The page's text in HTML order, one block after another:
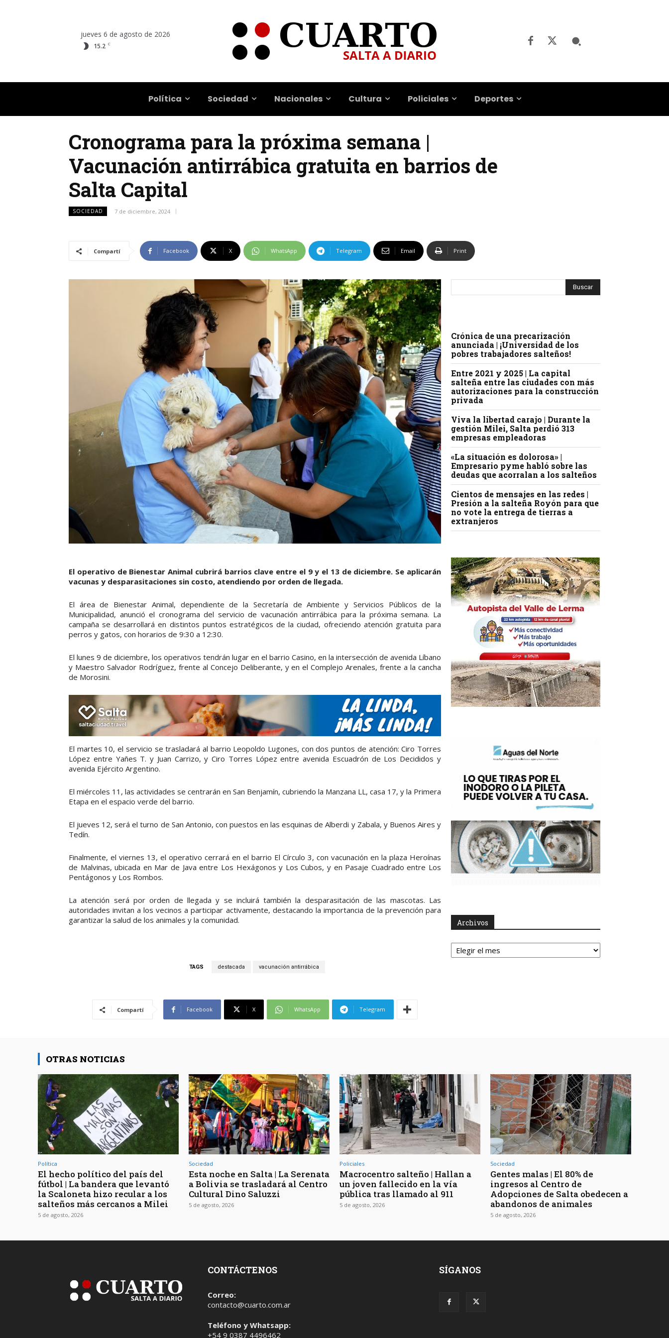
jueves 6 de agosto de 2026
15.2 C
Política Sociedad Nacionales Cultura Policiales Deportes
Cronograma para la próxima semana |
Vacunación antirrábica gratuita en barrios de
Salta Capital
SOCIEDAD 7 de diciembre, 2024
Compartí Facebook X WhatsApp Telegram Email Print
El operativo de Bienestar Animal cubrirá barrios clave entre el 9 y el 13 de diciembre. Se aplicarán
vacunas y desparasitaciones sin costo, atendiendo por orden de llegada.
El área de Bienestar Animal, dependiente de la Secretaría de Ambiente y Servicios Públicos de la
Municipalidad, anunció el cronograma del servicio de vacunación antirrábica para la próxima semana. La
campaña se desarrollará en distintos puntos estratégicos de la ciudad, ofreciendo atención gratuita para
perros y gatos, con horarios de 9:30 a 12:30.
El lunes 9 de diciembre, los operativos tendrán lugar en el barrio Casino, en la intersección de avenida Líbano
y Maestro Salvador Rodríguez, frente al Concejo Deliberante, y en el Complejo Arenales, frente a la cancha
de Morosini.
El martes 10, el servicio se trasladará al barrio Leopoldo Lugones, con dos puntos de atención: Ciro Torres
López entre Yañes T. y Juan Carrizo, y Ciro Torres López entre avenida Escuadrón de Los Decididos y
avenida Ejército Argentino.
El miércoles 11, las actividades se centrarán en San Benjamín, cubriendo la Manzana LL, casa 17, y la Primera
Etapa en el espacio verde del barrio.
El jueves 12, será el turno de San Antonio, con puestos en las esquinas de Alberdi y Zabala, y Buenos Aires y
Tedín.
Finalmente, el viernes 13, el operativo cerrará en el barrio El Círculo 3, con vacunación en la plaza Heroínas
de Malvinas, ubicada en Mar de Java entre Los Hexágonos y Los Cubos, y en Pasaje Cuadrado entre Los
Pentágonos y Los Rombos.
La atención será por orden de llegada y se incluirá también la desparasitación de las mascotas. Las
autoridades invitan a los vecinos a participar activamente, destacando la importancia de la prevención para
garantizar la salud de los animales y la comunidad.
TAGS destacada vacunación antirrábica
Compartí Facebook X WhatsApp Telegram
Crónica de una precarización
anunciada | ¡Universidad de los
pobres trabajadores salteños!
Entre 2021 y 2025 | La capital
salteña entre las ciudades con más
autorizaciones para la construcción
privada
Viva la libertad carajo | Durante la
gestión Milei, Salta perdió 313
empresas empleadoras
«La situación es dolorosa» |
Empresario pyme habló sobre las
deudas que acorralan a los salteños
Cientos de mensajes en las redes |
Presión a la salteña Royón para que
no vote la entrega de tierras a
extranjeros
Archivos
Archivos
OTRAS NOTICIAS
Política
El hecho político del país del
fútbol | La bandera que levantó
la Scaloneta hizo recular a los
salteños más cercanos a Milei
5 de agosto, 2026
Sociedad
Esta noche en Salta | La Serenata
a Bolivia se trasladará al Centro
Cultural Dino Saluzzi
5 de agosto, 2026
Policiales
Macrocentro salteño | Hallan a
un joven fallecido en la vía
pública tras llamado al 911
5 de agosto, 2026
Sociedad
Gentes malas | El 80% de
ingresos al Centro de
Adopciones de Salta obedecen a
abandonos de animales
5 de agosto, 2026
CONTÁCTENOS
Correo:
contacto@cuarto.com.ar
Teléfono y Whatsapp:
+54 9 0387 4496462
SÍGANOS